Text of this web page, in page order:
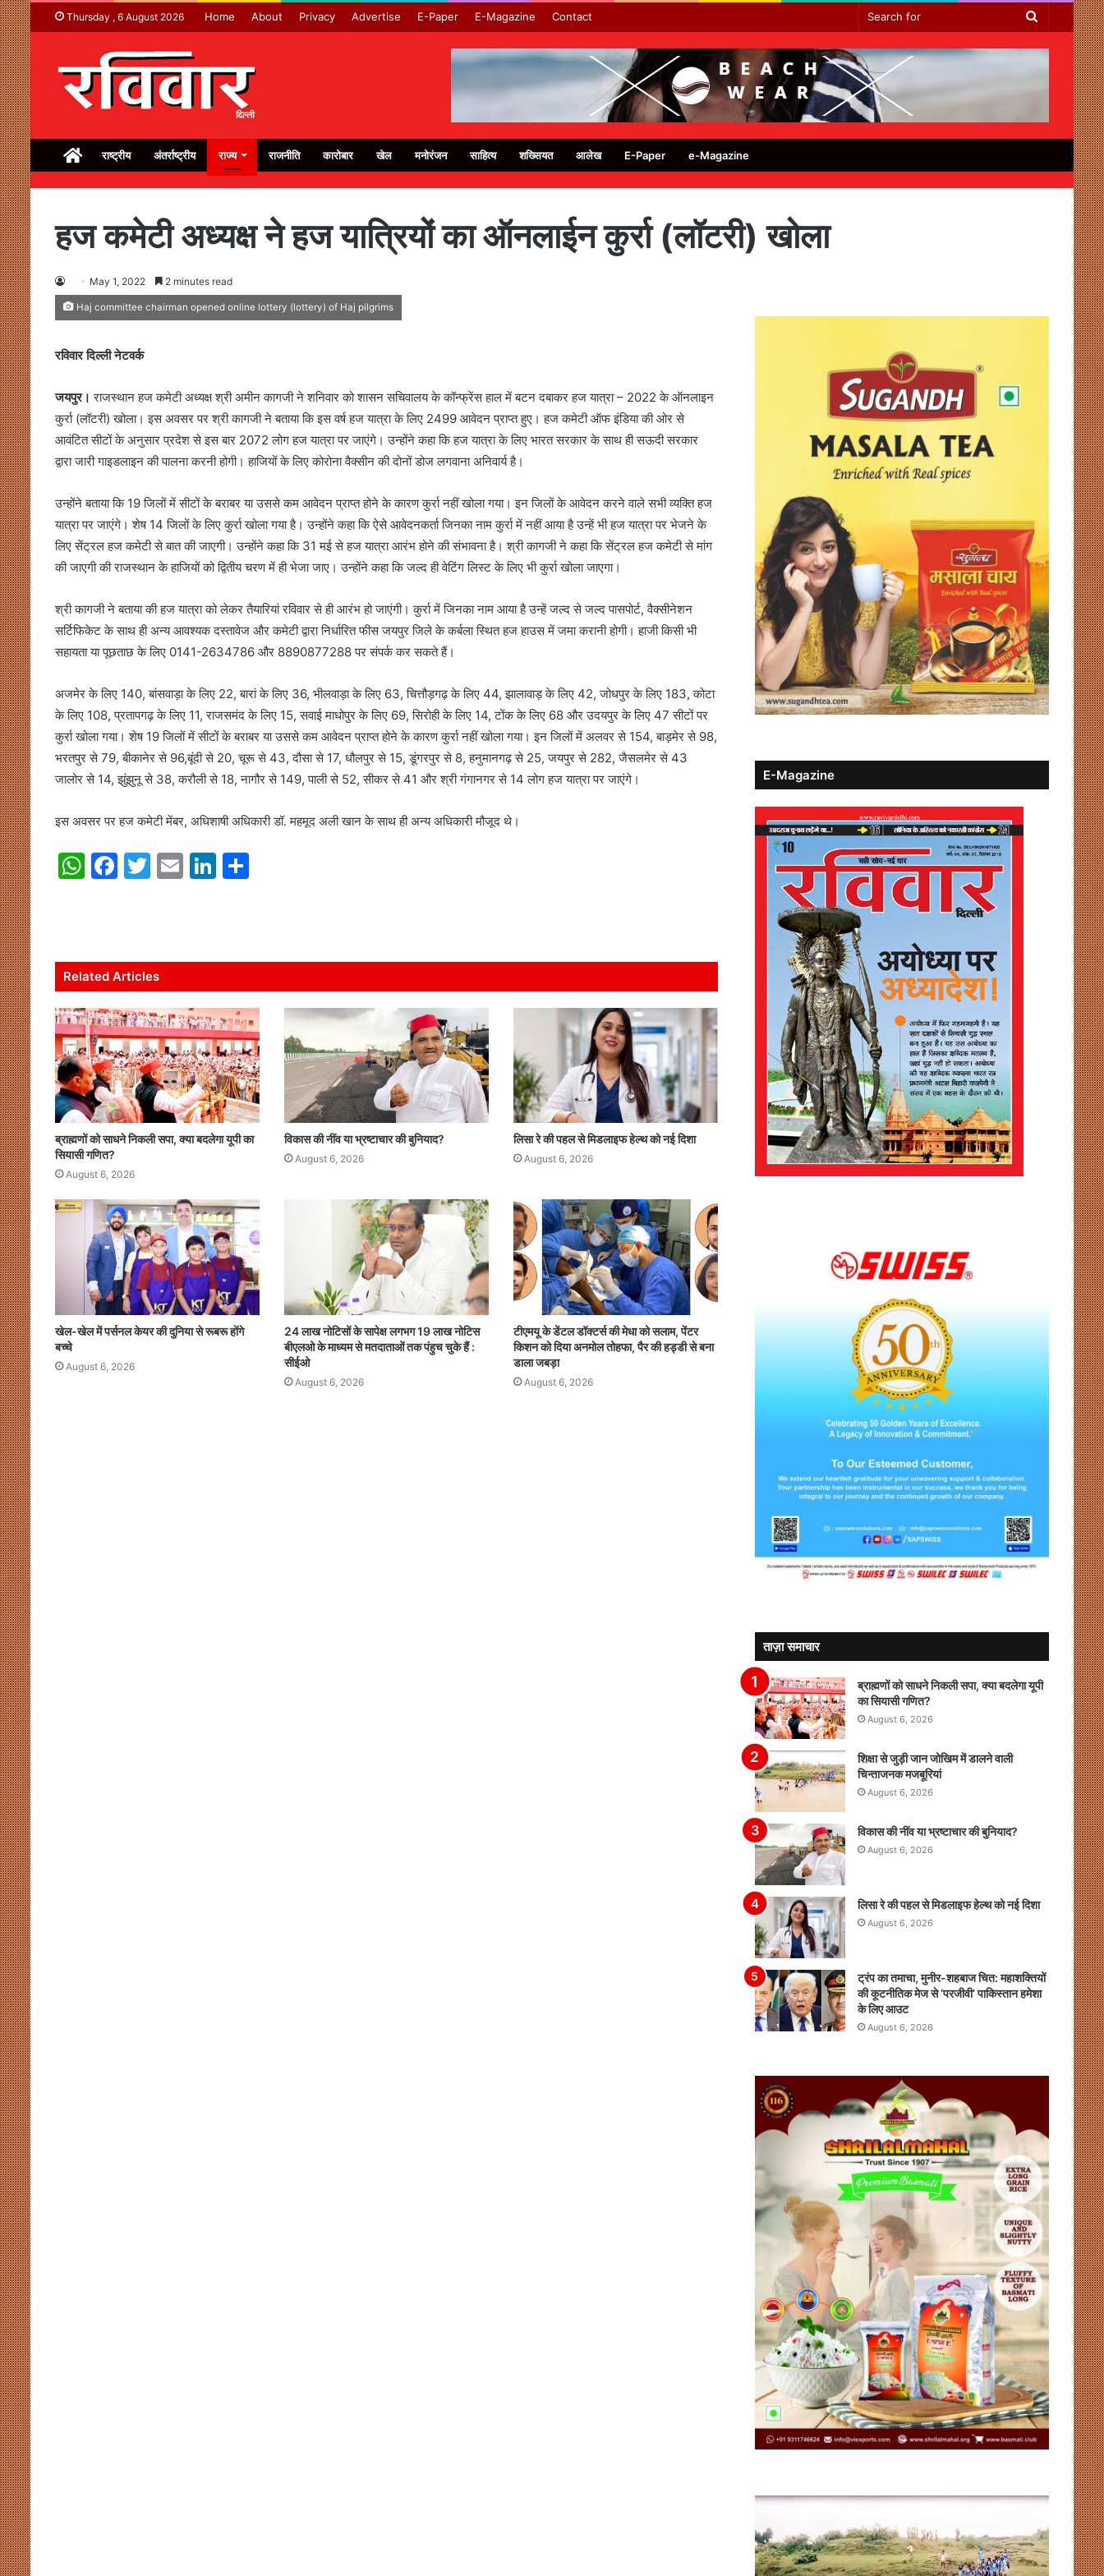
Thursday , 6 August 2026 Home About Privacy Advertise E-Paper E-Magazine Contact
Search
for
Homeराष्ट्रीय अंतर्राष्ट्रीय राज्य राजनीति कारोबार खेल मनोरंजन साहित्य शख्सियत आलेख E-Paper e-Magazine
हज कमेटी अध्यक्ष ने हज यात्रियों का ऑनलाईन कुर्रा (लॉटरी) खोला
May 1, 2022 2 minutes read
Haj committee chairman opened online lottery (lottery) of Haj pilgrims
रविवार दिल्ली नेटवर्क
जयपुर। राजस्थान हज कमेटी अध्यक्ष श्री अमीन कागजी ने शनिवार को शासन सचिवालय के कॉन्फ्रेंस हाल में बटन दबाकर हज यात्रा – 2022 के ऑनलाइन
कुर्रा (लॉटरी) खोला। इस अवसर पर श्री कागजी ने बताया कि इस वर्ष हज यात्रा के लिए 2499 आवेदन प्राप्त हुए। हज कमेटी ऑफ इंडिया की ओर से
आवंटित सीटों के अनुसार प्रदेश से इस बार 2072 लोग हज यात्रा पर जाएंगे। उन्होंने कहा कि हज यात्रा के लिए भारत सरकार के साथ ही सऊदी सरकार
द्वारा जारी गाइडलाइन की पालना करनी होगी। हाजियों के लिए कोरोना वैक्सीन की दोनों डोज लगवाना अनिवार्य है।
उन्होंने बताया कि 19 जिलों में सीटों के बराबर या उससे कम आवेदन प्राप्त होने के कारण कुर्रा नहीं खोला गया। इन जिलों के आवेदन करने वाले सभी व्यक्ति हज
यात्रा पर जाएंगे। शेष 14 जिलों के लिए कुर्रा खोला गया है। उन्होंने कहा कि ऐसे आवेदनकर्ता जिनका नाम कुर्रा में नहीं आया है उन्हें भी हज यात्रा पर भेजने के
लिए सेंट्रल हज कमेटी से बात की जाएगी। उन्होंने कहा कि 31 मई से हज यात्रा आरंभ होने की संभावना है। श्री कागजी ने कहा कि सेंट्रल हज कमेटी से मांग
की जाएगी की राजस्थान के हाजियों को द्वितीय चरण में ही भेजा जाए। उन्होंने कहा कि जल्द ही वेटिंग लिस्ट के लिए भी कुर्रा खोला जाएगा।
श्री कागजी ने बताया की हज यात्रा को लेकर तैयारियां रविवार से ही आरंभ हो जाएंगी। कुर्रा में जिनका नाम आया है उन्हें जल्द से जल्द पासपोर्ट, वैक्सीनेशन
सर्टिफिकेट के साथ ही अन्य आवश्यक दस्तावेज और कमेटी द्वारा निर्धारित फीस जयपुर जिले के कर्बला स्थित हज हाउस में जमा करानी होगी। हाजी किसी भी
सहायता या पूछताछ के लिए 0141-2634786 और 8890877288 पर संपर्क कर सकते हैं।
अजमेर के लिए 140, बांसवाड़ा के लिए 22, बारां के लिए 36, भीलवाड़ा के लिए 63, चित्तौड़गढ़ के लिए 44, झालावाड़ के लिए 42, जोधपुर के लिए 183, कोटा
के लिए 108, प्रतापगढ़ के लिए 11, राजसमंद के लिए 15, सवाई माधोपुर के लिए 69, सिरोही के लिए 14, टोंक के लिए 68 और उदयपुर के लिए 47 सीटों पर
कुर्रा खोला गया। शेष 19 जिलों में सीटों के बराबर या उससे कम आवेदन प्राप्त होने के कारण कुर्रा नहीं खोला गया। इन जिलों में अलवर से 154, बाड़मेर से 98,
भरतपुर से 79, बीकानेर से 96,बूंदी से 20, चूरू से 43, दौसा से 17, धौलपुर से 15, डूंगरपुर से 8, हनुमानगढ़ से 25, जयपुर से 282, जैसलमेर से 43
जालोर से 14, झुंझुनू से 38, करौली से 18, नागौर से 149, पाली से 52, सीकर से 41 और श्री गंगानगर से 14 लोग हज यात्रा पर जाएंगे।
इस अवसर पर हज कमेटी मेंबर, अधिशाषी अधिकारी डॉ. महमूद अली खान के साथ ही अन्य अधिकारी मौजूद थे।
W
A
p
p
F
b
o
o
k
T
E
Li
dI
n
Related Articles
ब्राह्मणों को साधने निकली सपा, क्या बदलेगा यूपी का
सियासी गणित?
August 6, 2026
विकास की नींव या भ्रष्टाचार की बुनियाद?
August 6, 2026
लिसा रे की पहल से मिडलाइफ हेल्थ को नई दिशा
August 6, 2026
खेल-खेल में पर्सनल केयर की दुनिया से रूबरू होंगे
बच्चे
August 6, 2026
24 लाख नोटिसों के सापेक्ष लगभग 19 लाख नोटिस
बीएलओ के माध्यम से मतदाताओं तक पंहुच चुके हैं :
सीईओ
August 6, 2026
टीएमयू के डेंटल डॉक्टर्स की मेधा को सलाम, पेंटर
किशन को दिया अनमोल तोहफा, पैर की हड्डी से बना
डाला जबड़ा
August 6, 2026
E-Magazine
ताज़ा समाचार
ब्राह्मणों को साधने निकली सपा, क्या बदलेगा यूपी
का सियासी गणित?
August 6, 2026
शिक्षा से जुड़ी जान जोखिम में डालने वाली
चिन्ताजनक मजबूरियां
August 6, 2026
विकास की नींव या भ्रष्टाचार की बुनियाद?
August 6, 2026
लिसा रे की पहल से मिडलाइफ हेल्थ को नई दिशा
August 6, 2026
ट्रंप का तमाचा, मुनीर-शहबाज चित: महाशक्तियों
की कूटनीतिक मेज से ‘परजीवी’ पाकिस्तान हमेशा
के लिए आउट
August 6, 2026
विकास
नींव
या
भ्रष्टाचार
लिसा
रे
की
पहल
से